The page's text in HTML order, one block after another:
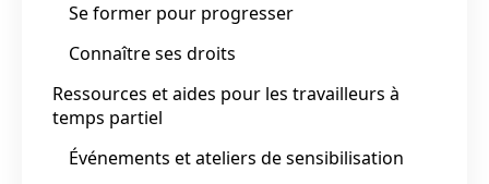
Se former pour progresser
Connaître ses droits
Ressources et aides pour les travailleurs à
temps partiel
Événements et ateliers de sensibilisation